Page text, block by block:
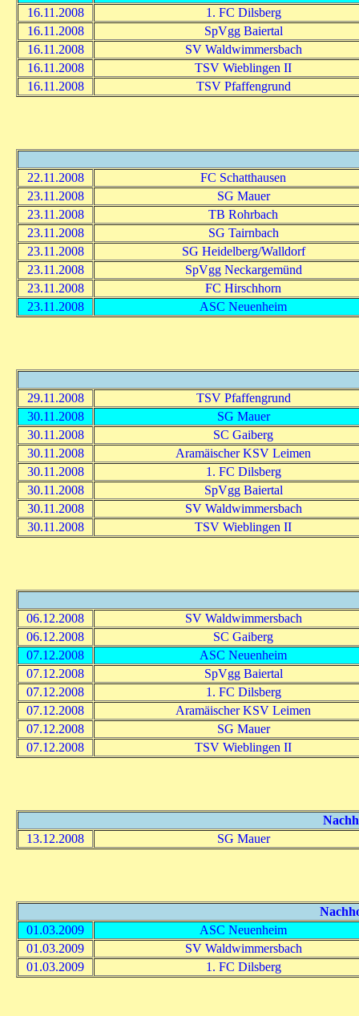
16.11.2008
1. FC Dilsberg
16.11.2008
SpVgg Baiertal
16.11.2008
SV Waldwimmersbach
16.11.2008
TSV Wieblingen II
16.11.2008
TSV Pfaffengrund
22.11.2008
FC Schatthausen
23.11.2008
SG Mauer
23.11.2008
TB Rohrbach
23.11.2008
SG Tairnbach
23.11.2008
SG Heidelberg/Walldorf
23.11.2008
SpVgg Neckargemünd
23.11.2008
FC Hirschhorn
23.11.2008
ASC Neuenheim
29.11.2008
TSV Pfaffengrund
30.11.2008
SG Mauer
30.11.2008
SC Gaiberg
30.11.2008
Aramäischer KSV Leimen
30.11.2008
1. FC Dilsberg
30.11.2008
SpVgg Baiertal
30.11.2008
SV Waldwimmersbach
30.11.2008
TSV Wieblingen II
06.12.2008
SV Waldwimmersbach
06.12.2008
SC Gaiberg
07.12.2008
ASC Neuenheim
07.12.2008
SpVgg Baiertal
07.12.2008
1. FC Dilsberg
07.12.2008
Aramäischer KSV Leimen
07.12.2008
SG Mauer
07.12.2008
TSV Wieblingen II
13.12.2008
SG Mauer
01.03.2009
ASC Neuenheim
01.03.2009
SV Waldwimmersbach
01.03.2009
1. FC Dilsberg